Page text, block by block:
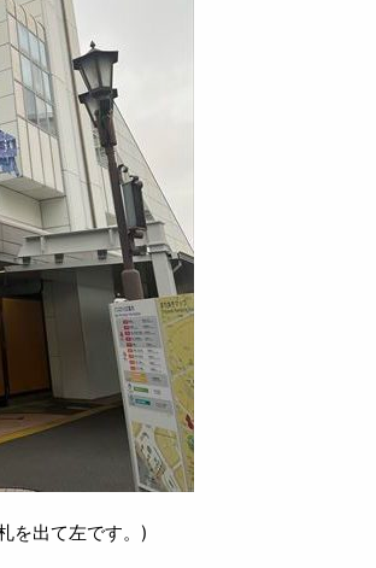
を出て左です。)